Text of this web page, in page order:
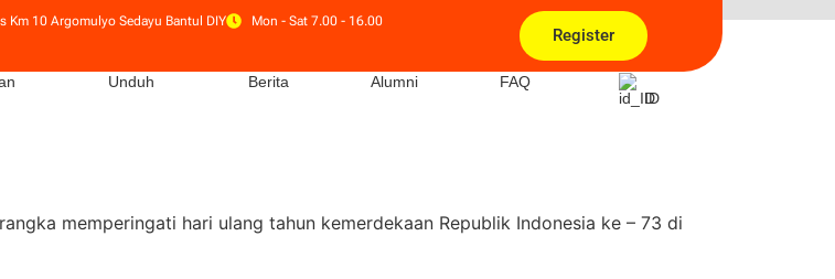
Km 10 Argomulyo Sedayu Bantul DIY Mon - Sat 7.00 - 16.00
Register
Unduh Berita Alumni
FAQ
ID
memperingati hari ulang tahun kemerdekaan Republik Indonesia ke – 73 di